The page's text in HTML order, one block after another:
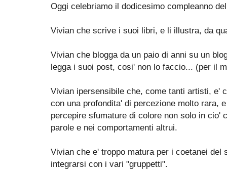
Oggi celebriamo il dodicesimo compleanno
Vivian che scrive i suoi libri, e li illustra, da
Vivian che blogga da un paio di anni su un
legga i suoi post, cosi' non lo faccio... (per il
Vivian ipersensibile che, come tanti artisti, e'
con una profondita' di percezione molto rara,
percepire sfumature di colore non solo in cio'
parole e nei comportamenti altrui.
Vivian che e' troppo matura per i coetanei del
integrarsi con i vari "gruppetti".